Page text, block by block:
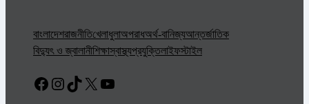
বাংলাদেশরাজনীতিখেলাধুলাঅপরাধঅর্থ-বানিজ্যআন্তর্জাতিক
বিদ্যুৎ ও জ্বালানীশিক্ষাস্বাস্থ্যপ্রযুক্তিলাইফস্টাইল
Facebook
Instagram
TikTok
X YouTube